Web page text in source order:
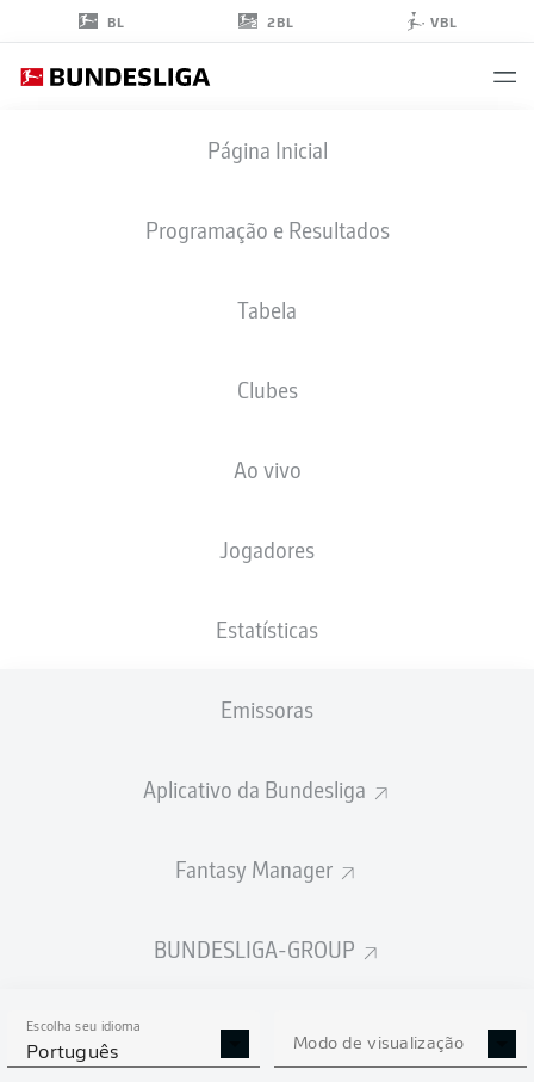
BL 2BL VBL
Página Inicial
Programação e Resultados
Tabela
Clubes
Ao vivo
Jogadores
Estatísticas
Emissoras
Aplicativo da Bundesliga
Fantasy Manager
BUNDESLIGA-GROUP
Escolha seu idioma
Português Modo de visualização
ESTATÍSTICAS DA
TEMPORADA 2026/2027